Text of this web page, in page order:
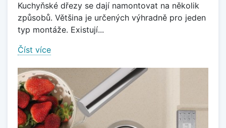
Kuchyňské dřezy se dají namontovat na několik
způsobů. Většina je určených výhradně pro jeden
typ montáže. Existují...
Číst více